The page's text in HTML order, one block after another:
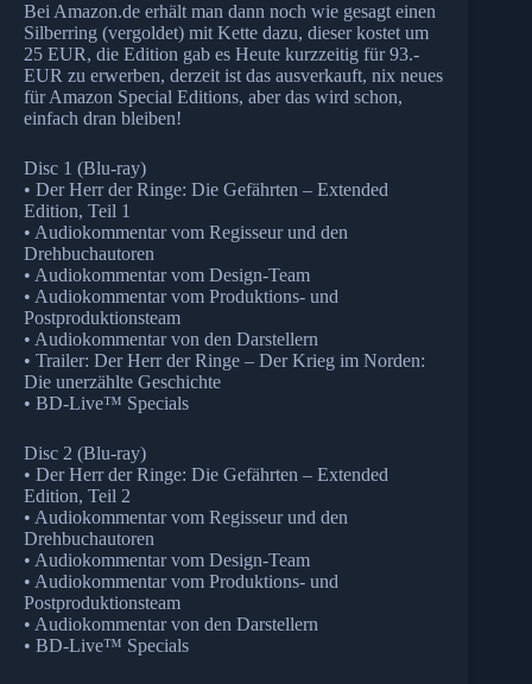
Bei Amazon.de erhält man dann noch wie gesagt einen
Silberring (vergoldet) mit Kette dazu, dieser kostet um
25 EUR, die Edition gab es Heute kurzzeitig für 93.-
EUR zu erwerben, derzeit ist das ausverkauft, nix neues
für Amazon Special Editions, aber das wird schon,
einfach dran bleiben!
Disc 1 (Blu-ray)
• Der Herr der Ringe: Die Gefährten – Extended
Edition, Teil 1
• Audiokommentar vom Regisseur und den
Drehbuchautoren
• Audiokommentar vom Design-Team
• Audiokommentar vom Produktions- und
Postproduktionsteam
• Audiokommentar von den Darstellern
• Trailer: Der Herr der Ringe – Der Krieg im Norden:
Die unerzählte Geschichte
• BD-Live™ Specials
Disc 2 (Blu-ray)
• Der Herr der Ringe: Die Gefährten – Extended
Edition, Teil 2
• Audiokommentar vom Regisseur und den
Drehbuchautoren
• Audiokommentar vom Design-Team
• Audiokommentar vom Produktions- und
Postproduktionsteam
• Audiokommentar von den Darstellern
• BD-Live™ Specials